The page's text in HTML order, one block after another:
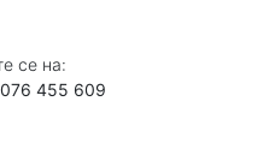
се на:
076 455 609